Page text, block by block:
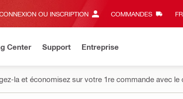
OU INSCRIPTION COMMANDES FR‎
Center Support Entreprise
la et économisez sur votre 1re commande avec le